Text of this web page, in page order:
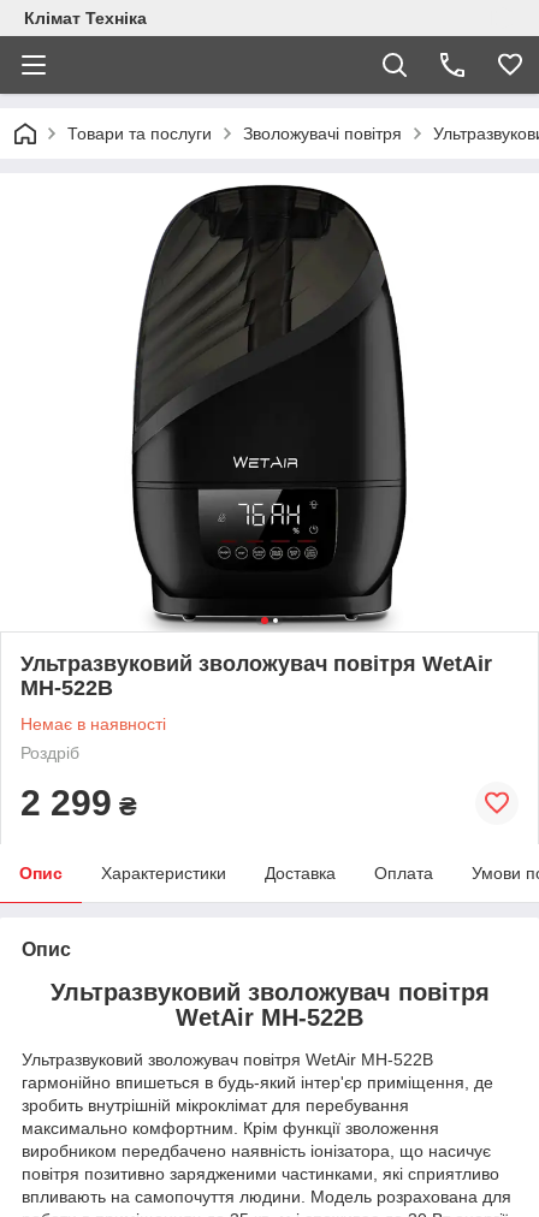
Клімат Техніка
Товари та послуги Зволожувачі повітря
Ультразвуковий зволожувач повітря WetAir
MH-522B
Немає в наявності
Роздріб
2 299 ₴
Опис Характеристики Доставка Оплата Умови
Опис
Ультразвуковий зволожувач повітря
WetAir MH-522B
Ультразвуковий зволожувач повітря WetAir MH-522B
гармонійно впишеться в будь-який інтер'єр приміщення, де
зробить внутрішній мікроклімат для перебування
максимально комфортним. Крім функції зволоження
виробником передбачено наявність іонізатора, що насичує
повітря позитивно зарядженими частинками, які сприятливо
впливають на самопочуття людини. Модель розрахована для